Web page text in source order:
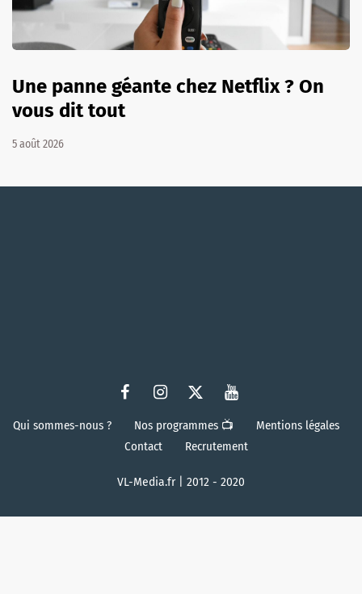
Une panne géante chez Netflix ? On
vous dit tout
5 août 2026
Qui sommes-nous ? Nos programmes 📺
Mentions légales
Contact
Recrutement
VL-Media.fr | 2012 - 2020